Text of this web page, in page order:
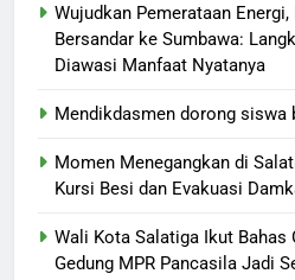
Wujudkan Pemerataan
Bersandar ke Sumbawa:
Diawasi Manfaat Nyatanya
Mendikdasmen dorong siswa
Momen Menegangkan di
Kursi Besi dan Evakuasi
Wali Kota Salatiga Ikut Bahas
Gedung MPR Pancasila Jadi